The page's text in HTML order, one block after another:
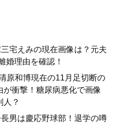
宅えみの現在画像は？元夫
婚理由を確認！
原和博現在の11月足切断の
が衝撃！糖尿病悪化で画像
人？
男は慶応野球部！退学の噂